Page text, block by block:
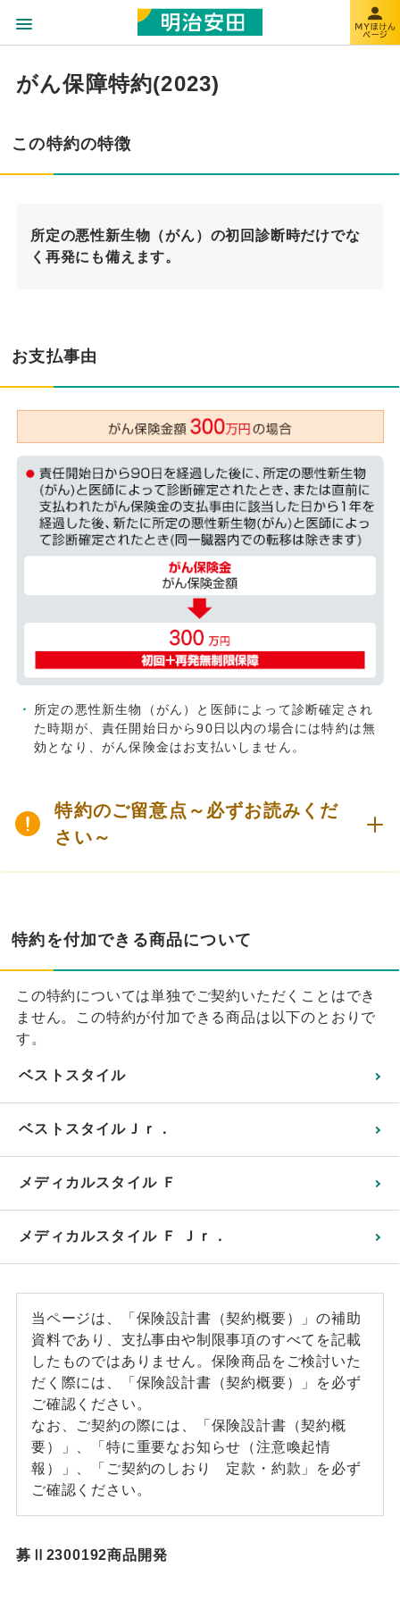
がん保障特約(2023)
この特約の特徴
所定の悪性新生物（がん）の初回診断時だけでな
く再発にも備えます。
お支払事由
所定の悪性新生物（がん）と医師によって診断確定され
た時期が、責任開始日から90日以内の場合には特約は無
効となり、がん保険金はお支払いしません。
特約のご留意点～必ずお読みくだ
さい～
特約を付加できる商品について
この特約については単独でご契約いただくことはでき
ません。この特約が付加できる商品は以下のとおりで
す。
ベストスタイル
ベストスタイルＪｒ．
メディカルスタイル Ｆ
メディカルスタイル Ｆ Ｊｒ．
当ページは、「保険設計書（契約概要）」の補助
資料であり、支払事由や制限事項のすべてを記載
したものではありません。保険商品をご検討いた
だく際には、「保険設計書（契約概要）」を必ず
ご確認ください。
なお、ご契約の際には、「保険設計書（契約概
要）」、「特に重要なお知らせ（注意喚起情
報）」、「ご契約のしおり 定款・約款」を必ず
ご確認ください。
募Ⅱ2300192商品開発